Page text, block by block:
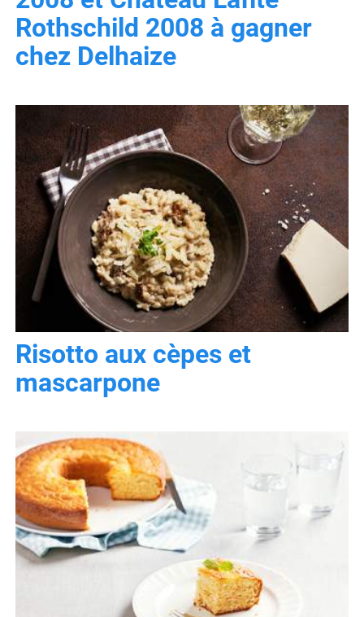
Rothschild 2008 à gagner
chez Delhaize
Risotto aux cèpes et
mascarpone